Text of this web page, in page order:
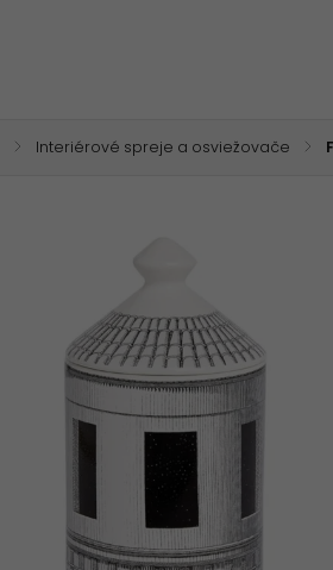
/ Interiérové spreje a osviežovače /